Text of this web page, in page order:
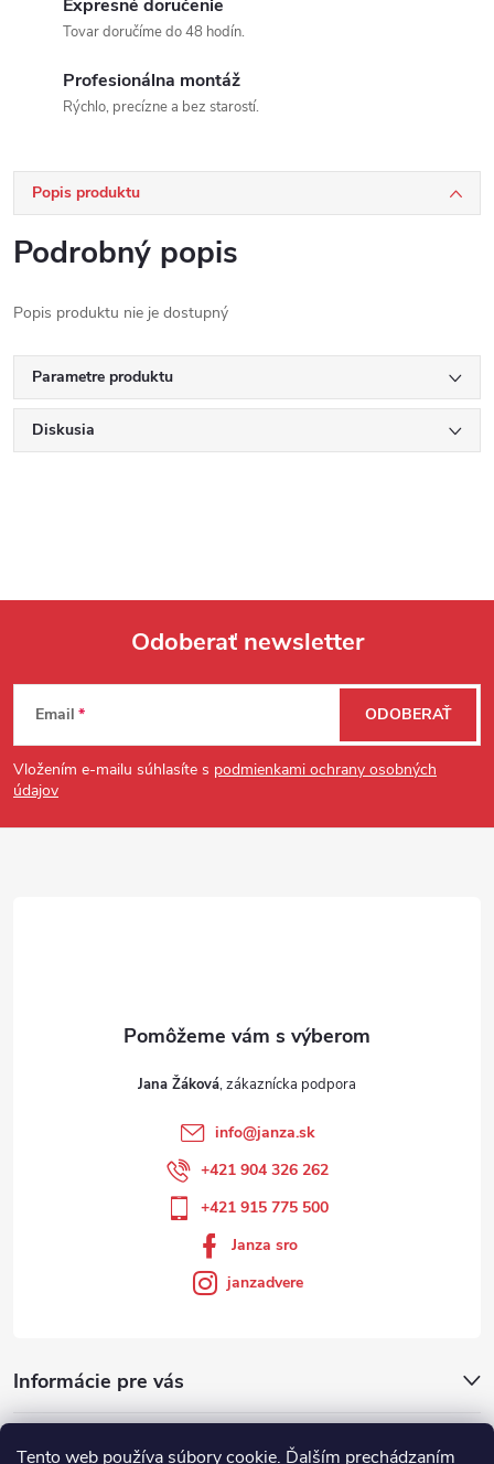
Tento web používa súbory cookie. Ďalším prechádzaním
Expresné doručenie
Tovar doručíme do 48 hodín.
Profesionálna montáž
Rýchlo, precízne a bez starostí.
Popis produktu
Podrobný popis
Popis produktu nie je dostupný
Parametre produktu
Diskusia
Zápätie
Odoberať newsletter
Email
Vložením e-mailu súhlasíte s podmienkami ochrany osobných
údajov
ODOBERAŤ
Informácie pre vás
Jana Žáková
info@janza.sk
+421 904 326 262
+421 915 775 500
Janza sro
janzadvere